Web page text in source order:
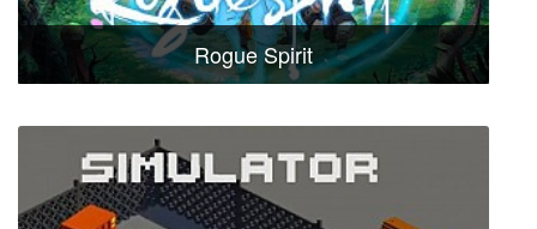
Rogue Spirit